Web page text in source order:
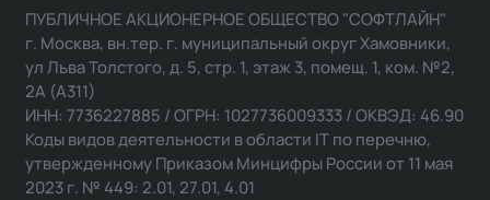
ПУБЛИЧНОЕ АКЦИОНЕРНОЕ ОБЩЕСТВО "СОФТЛАЙН"
г. Москва, вн.тер. г. муниципальный округ Хамовники,
ул Льва Толстого, д. 5, стр. 1, этаж 3, помещ. 1, ком. №2,
2А (А311)
ИНН: 7736227885 / ОГРН: 1027736009333 / ОКВЭД: 46.90
Коды видов деятельности в области IT по перечню,
утвержденному Приказом Минцифры России от 11 мая
2023 г. № 449: 2.01, 27.01, 4.01